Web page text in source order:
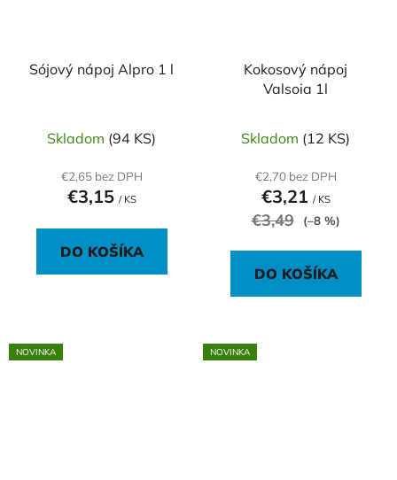
Sójový nápoj Alpro 1 l
Skladom (94 KS)
€2,65 bez DPH
€3,15 / KS
DO KOŠÍKA
Kokosový nápoj
Valsoia 1l
Skladom (12 KS)
€2,70 bez DPH
€3,21 / KS
€3,49 (–8 %)
DO KOŠÍKA
NOVINKA NOVINKA